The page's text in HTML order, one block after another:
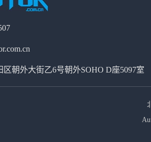
朝外大街乙6号朝外SOHO D座5097室